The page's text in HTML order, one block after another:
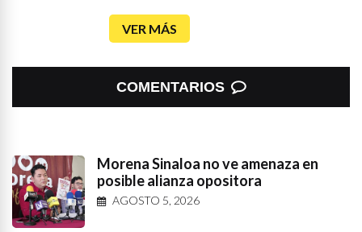
VER MÁS
COMENTARIOS
Morena Sinaloa no ve amenaza en
posible alianza opositora
AGOSTO 5, 2026